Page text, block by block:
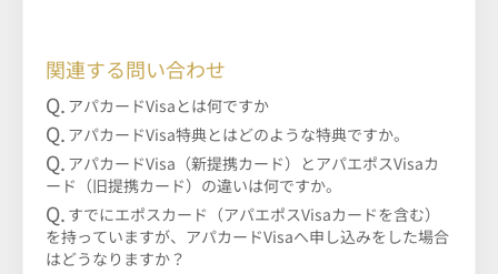
関連する問い合わせ
アパカードVisaとは何ですか
アパカードVisa特典とはどのような特典ですか。
アパカードVisa（新提携カード）とアパエポスVisaカ
ード（旧提携カード）の違いは何ですか。
すでにエポスカード（アパエポスVisaカードを含む）
を持っていますが、アパカードVisaへ申し込みをした場合
はどうなりますか？